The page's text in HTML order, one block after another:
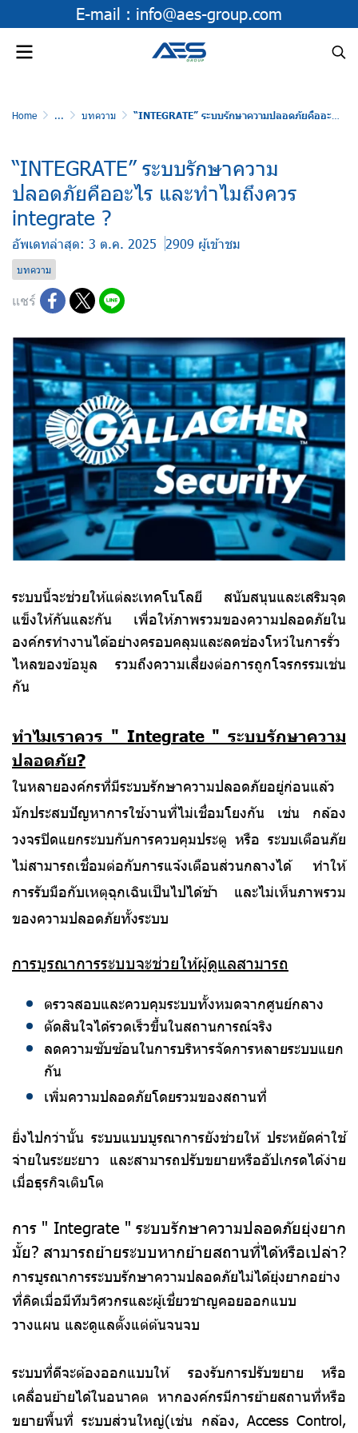
E-mail : info@aes-group.com
Home ... บทความ “INTEGRATE” ระบบรักษาความปลอดภัยคืออะไร และทำไมถึงควร integrate ?
“INTEGRATE” ระบบรักษาความ
ปลอดภัยคืออะไร และทำไมถึงควร
integrate ?
อัพเดทล่าสุด: 3 ต.ค. 2025 2909 ผู้เข้าชม
บทความ
แชร์
ระบบนี้จะช่วยให้แต่ละเทคโนโลยี สนับสนุนและเสริมจุด
แข็งให้กันและกัน เพื่อให้ภาพรวมของความปลอดภัยใน
องค์กรทำงานได้อย่างครอบคลุมและลดช่องโหว่ในการรั่ว
ไหลของข้อมูล รวมถึงความเสี่ยงต่อการถูกโจรกรรมเช่น
กัน
ทำไมเราควร " Integrate " ระบบรักษาความ
ปลอดภัย?
ในหลายองค์กรที่มีระบบรักษาความปลอดภัยอยู่ก่อนแล้ว
มักประสบปัญหาการใช้งานที่ไม่เชื่อมโยงกัน เช่น กล้อง
วงจรปิดแยกระบบกับการควบคุมประตู หรือ ระบบเตือนภัย
ไม่สามารถเชื่อมต่อกับการแจ้งเตือนส่วนกลางได้ ทำให้
การรับมือกับเหตุฉุกเฉินเป็นไปได้ช้า และไม่เห็นภาพรวม
ของความปลอดภัยทั้งระบบ
การบูรณาการระบบจะช่วยให้ผู้ดูแลสามารถ
ตรวจสอบและควบคุมระบบทั้งหมดจากศูนย์กลาง
ตัดสินใจได้รวดเร็วขึ้นในสถานการณ์จริง
ลดความซับซ้อนในการบริหารจัดการหลายระบบแยก
กัน
เพิ่มความปลอดภัยโดยรวมของสถานที่
ยิ่งไปกว่านั้น ระบบแบบบูรณาการยังช่วยให้ ประหยัดค่าใช้
จ่ายในระยะยาว และสามารถปรับขยายหรืออัปเกรดได้ง่าย
เมื่อธุรกิจเติบโต
การ " Integrate " ระบบรักษาความปลอดภัยยุ่งยาก
มั้ย? สามารถย้ายระบบหากย้ายสถานที่ได้หรือเปล่า?
การบูรณาการระบบรักษาความปลอดภัยไม่ได้ยุ่งยากอย่าง
ที่คิดเมื่อมีทีมวิศวกรและผู้เชี่ยวชาญคอยออกแบบ
วางแผน และดูแลตั้งแต่ต้นจนจบ
ระบบที่ดีจะต้องออกแบบให้ รองรับการปรับขยาย หรือ
เคลื่อนย้ายได้ในอนาคต หากองค์กรมีการย้ายสถานที่หรือ
ขยายพื้นที่ ระบบส่วนใหญ่(เช่น กล้อง, Access Control,